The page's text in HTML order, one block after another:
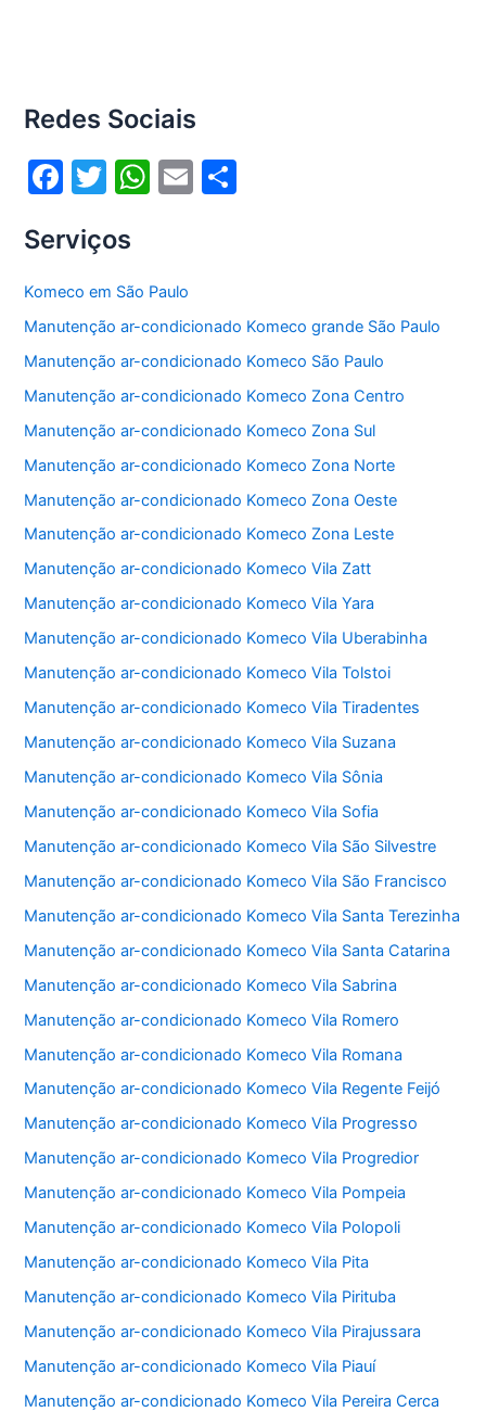
Redes Sociais
F
c
e
b
o
o
k
T
itt
er
W
s
A
p
p
E
Serviços
Komeco em São Paulo
Manutenção ar-condicionado Komeco grande São Paulo
Manutenção ar-condicionado Komeco São Paulo
Manutenção ar-condicionado Komeco Zona Centro
Manutenção ar-condicionado Komeco Zona Sul
Manutenção ar-condicionado Komeco Zona Norte
Manutenção ar-condicionado Komeco Zona Oeste
Manutenção ar-condicionado Komeco Zona Leste
Manutenção ar-condicionado Komeco Vila Zatt
Manutenção ar-condicionado Komeco Vila Yara
Manutenção ar-condicionado Komeco Vila Uberabinha
Manutenção ar-condicionado Komeco Vila Tolstoi
Manutenção ar-condicionado Komeco Vila Tiradentes
Manutenção ar-condicionado Komeco Vila Suzana
Manutenção ar-condicionado Komeco Vila Sônia
Manutenção ar-condicionado Komeco Vila Sofia
Manutenção ar-condicionado Komeco Vila São Silvestre
Manutenção ar-condicionado Komeco Vila São Francisco
Manutenção ar-condicionado Komeco Vila Santa Terezinha
Manutenção ar-condicionado Komeco Vila Santa Catarina
Manutenção ar-condicionado Komeco Vila Sabrina
Manutenção ar-condicionado Komeco Vila Romero
Manutenção ar-condicionado Komeco Vila Romana
Manutenção ar-condicionado Komeco Vila Regente Feijó
Manutenção ar-condicionado Komeco Vila Progresso
Manutenção ar-condicionado Komeco Vila Progredior
Manutenção ar-condicionado Komeco Vila Pompeia
Manutenção ar-condicionado Komeco Vila Polopoli
Manutenção ar-condicionado Komeco Vila Pita
Manutenção ar-condicionado Komeco Vila Pirituba
Manutenção ar-condicionado Komeco Vila Pirajussara
Manutenção ar-condicionado Komeco Vila Piauí
Manutenção ar-condicionado Komeco Vila Pereira Cerca